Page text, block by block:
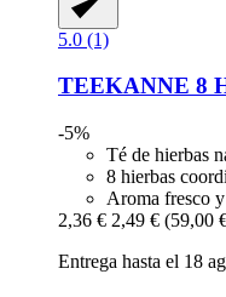
5.0 (1)
TEEKANNE 8
-5%
Té de hierbas
8 hierbas
Aroma fresco
2,36 € 2,49 € (59,00
Entrega hasta el 18